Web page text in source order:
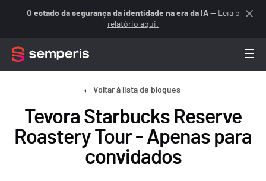
O estado da segurança da identidade na era da IA— Leia o
relatório aqui.
Voltar à lista de blogues
Tevora Starbucks Reserve
Roastery Tour - Apenas para
convidados